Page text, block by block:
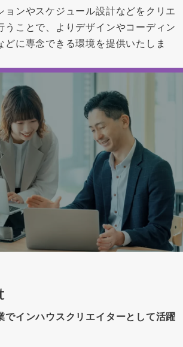
ョンやスケジュール設計などをクリエ
うことで、よりデザインやコーディン
どに専念できる環境を提供いたしま
でインハウスクリエイターとして活躍